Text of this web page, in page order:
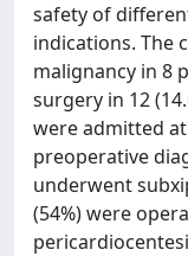
safety of
indications. The
malignancy in 8
surgery in 12
were admitted
preoperative
underwent
(54%) were